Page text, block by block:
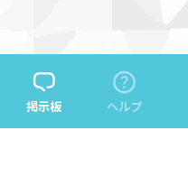
掲示板 ヘルプ